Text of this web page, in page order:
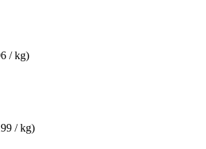
/ kg)
/ kg)